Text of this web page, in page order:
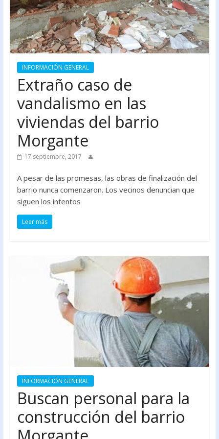
INFORMACIÓN GENERAL
Extraño caso de
vandalismo en las
viviendas del barrio
Morgante
17 septiembre, 2017
A pesar de las promesas, las obras de finalización del
barrio nunca comenzaron. Los vecinos denuncian que
siguen los intentos
Leer más
INFORMACIÓN GENERAL
Buscan personal para la
construcción del barrio